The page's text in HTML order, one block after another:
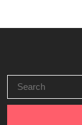
for: